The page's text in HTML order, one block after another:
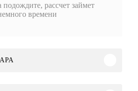
рассчет займет
времени